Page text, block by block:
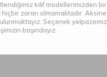
kılıf modellerimizden
hiçbir zararı olmamaktadır.
Seçenek
başındayız.